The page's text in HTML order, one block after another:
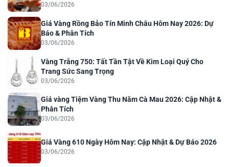
03/06/2026
Giá Vàng Rồng Bảo Tín Minh Châu Hôm Nay 2026: Dự
Báo & Phân Tích
03/06/2026
Vàng Trắng 750: Tất Tần Tật Về Kim Loại Quý Cho
Trang Sức Sang Trọng
03/06/2026
Giá vàng Tiệm Vàng Thu Năm Cà Mau 2026: Cập Nhật &
Phân Tích
03/06/2026
Giá Vàng 610 Ngày Hôm Nay: Cập Nhật & Dự Báo 2026
03/06/2026